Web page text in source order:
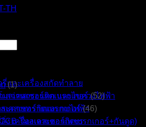
และเครื่องสกัดทำลาย
สว่านกระแทก และไขควงไฟฟ้า
ระดาษทรายและกบไฟฟ้า
ง เครื่องเจาะดอกเพชร
(1)
มลเคสเซอร์กิตเบรกเกอร์ (52)
เคสเซอร์กิตเบรกเกอร์ (46)
โมลเคสเซอร์กิตเบรกเกอร์+กันดูด)